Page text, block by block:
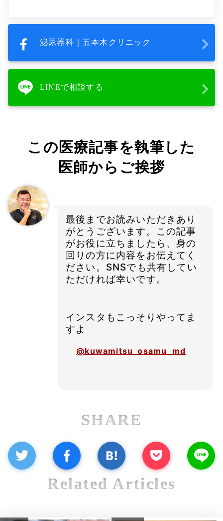
泌尿器科｜五本木クリニック
LINEで相談する
この医療記事を執筆した
医師からご挨拶
最後までお読みいただきあり
がとうございます。この記事
がお役に立ちましたら、身の
回りの方に内容をお伝えてく
ださい。SNSでも共有してい
ただければ幸いです。
インスタもこっそりやってま
すよ
@kuwamitsu_osamu_md
SHARE
Related Articles